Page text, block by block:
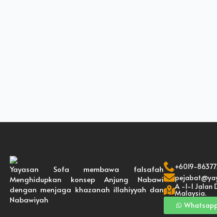
Yayasan Sofa membawa falsafah
Menghidupkan konsep Anjung Nabawi
dengan menjaga khazanah illahiyyah dan
Nabawiyah
+6019-
A -1-1 Jalan
Malaysia.